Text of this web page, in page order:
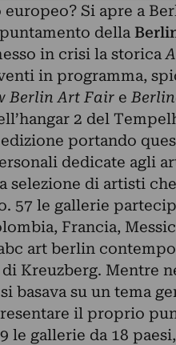
Si apre a
della
in crisi la storica
in programma,
Berlin Art Faire
2 del
portando
dedicate agli
selezione di artisti
57 le gallerie
Francia,
art berlin
Kreuzberg. Mentre
basava su un tema
il proprio
le gallerie da 18